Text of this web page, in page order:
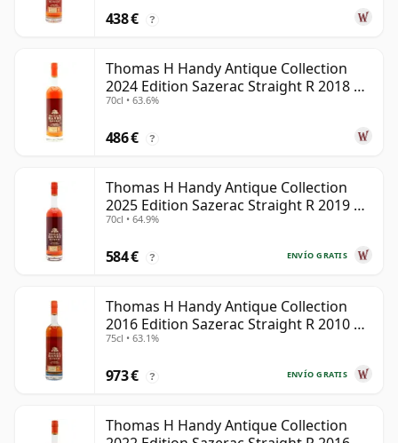
438 € ?
Thomas H Handy Antique Collection
2024 Edition Sazerac Straight R 2018 6
años
70cl • 63.6%
486 € ?
Thomas H Handy Antique Collection
2025 Edition Sazerac Straight R 2019 6
años
70cl • 64.9%
ENVÍO GRATIS
584 € ?
Thomas H Handy Antique Collection
2016 Edition Sazerac Straight R 2010 6
años
75cl • 63.1%
ENVÍO GRATIS
973 € ?
Thomas H Handy Antique Collection